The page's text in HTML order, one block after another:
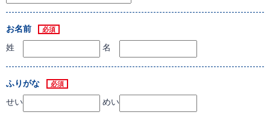
お名前 必須
姓 名
ふりがな 必須
せい めい